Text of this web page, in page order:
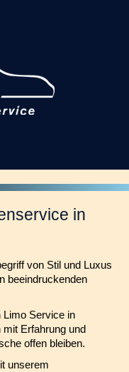
in
von Stil und Luxus
beeindruckenden
Limo Service in
Erfahrung und
offen bleiben.
unserem